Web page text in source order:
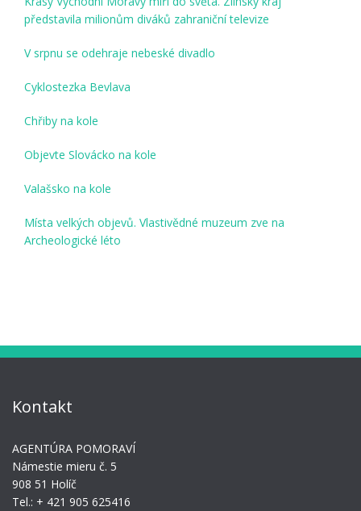
představila milionům diváků zahraniční televize
V srpnu se odehraje nebeské divadlo
Cyklostezka Bevlava
Chřiby na kole
Objevte Slovácko na kole
Valašsko na kole
Místa velkých objevů. Vlastivědné muzeum zve na
Archeologické léto
Kontakt
AGENTÚRA POMORAVÍ
Námestie mieru č. 5
908 51 Holíč
Tel.: + 421 905 625416